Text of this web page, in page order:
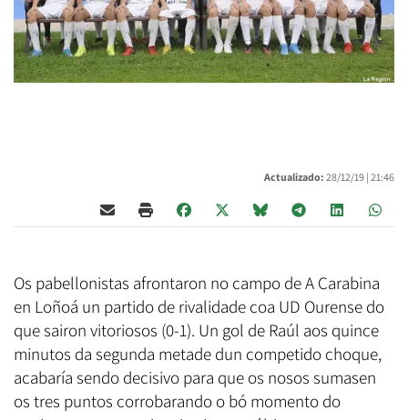
Actualizado: 28/12/19 | 21:46
Os pabellonistas afrontaron no campo de A Carabina
en Loñoá un partido de rivalidade coa UD Ourense do
que sairon vitoriosos (0-1). Un gol de Raúl aos quince
minutos da segunda metade dun competido choque,
acabaría sendo decisivo para que os nosos sumasen
os tres puntos corrobarando o bó momento do